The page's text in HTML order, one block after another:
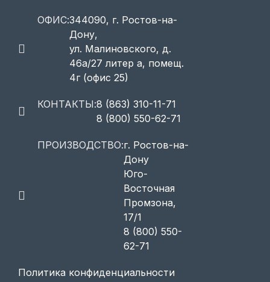
ОФИС:344090, г. Ростов-на-
Дону,
ул. Малиновского, д.
46а/27 литер а, помещ.
4г (офис 25)
КОНТАКТЫ:8 (863) 310-11-71
8 (800) 550-62-71
ПРОИЗВОДСТВО:г. Ростов-на-
Дону
Юго-
Восточная
Промзона,
17/1
8 (800) 550-
62-71
Политика конфиденциальности